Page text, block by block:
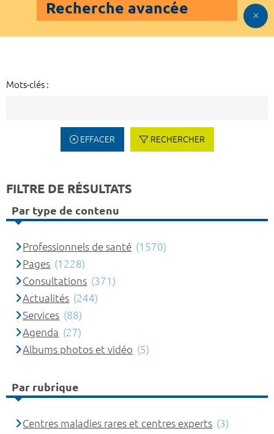
Recherche avancée
Mots-clés :
EFFACER RECHERCHER
FILTRE DE RÉSULTATS
Par type de contenu
Professionnels de santé (1570)
Pages (1228)
Consultations (371)
Actualités (244)
Services (88)
Agenda (27)
Albums photos et vidéo (5)
Par rubrique
Centres maladies rares et centres experts (3)